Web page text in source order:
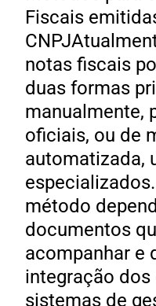
Fiscais
notas fiscais
duas formas
manualmente,
oficiais, ou de
automatizada,
método
documentos
acompanhar e
integração
sistemas de